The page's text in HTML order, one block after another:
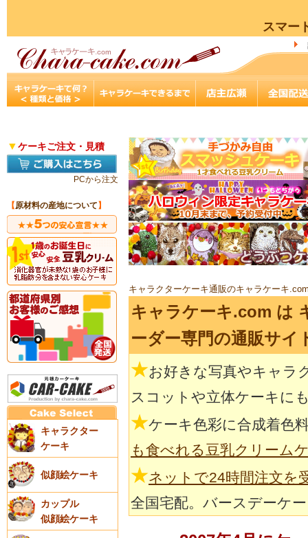
スマー
▼ケーキご注文・見積
PCから注文
【原材料の産地について 】
キャラクター
ケーキ
似顔絵ケーキ
カップル
似顔絵ケーキ
キャラクターケーキ通販のキャラケーキ
キャラケーキ.com は
ーダー専門の通販サイ
★お好きな写真やキャラ
スコットや立体ケーキに
★ケーキ色彩に合成着色
も食べれる豆乳クリーム
★ネットで24時間注文を
全国宅配。バースデーケ